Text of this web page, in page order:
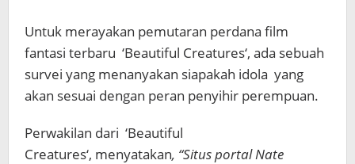
Untuk merayakan pemutaran perdana film
fantasi terbaru ‘Beautiful Creatures‘, ada sebuah
survei yang menanyakan siapakah idola yang
akan sesuai dengan peran penyihir perempuan.
Perwakilan dari ‘Beautiful
Creatures‘, menyatakan, “Situs portal Nate